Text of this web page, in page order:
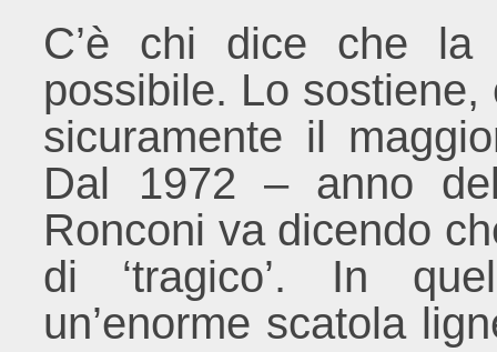
C’è chi dice che
possibile. Lo
sicuramente il
Dal 1972 – anno
Ronconi va dicendo
di ‘tragico’. In
un’enorme scatola